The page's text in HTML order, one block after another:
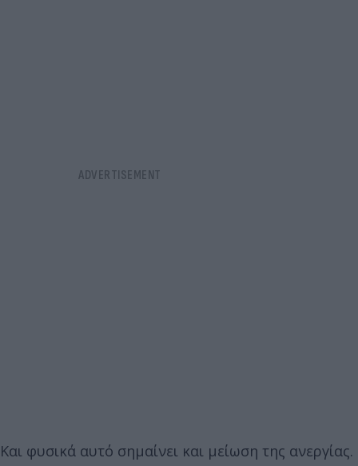
Και φυσικά αυτό σημαίνει και μείωση της ανεργίας.